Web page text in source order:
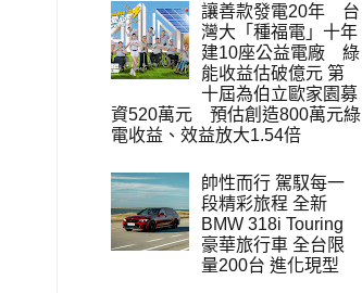
讓善款發電20年 台
灣大「種福電」十年
建10座公益電廠 綠
能收益估破億元 第
十屆為伯立歐家園募
資520萬元 預估創造800萬元綠
電收益、效益放大1.54倍
帥性而行 駕馭每一
段精彩旅程 全新
BMW 318i Touring
豪華旅行車 全台限
量200台 進化現型